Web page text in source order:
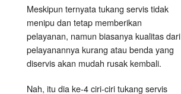
Meskipun ternyata tukang servis tidak
menipu dan tetap memberikan
pelayanan, namun biasanya kualitas dari
pelayanannya kurang atau benda yang
diservis akan mudah rusak kembali.
Nah, itu dia ke-4 ciri-ciri tukang servis